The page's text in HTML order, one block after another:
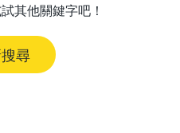
其他關鍵字吧！
尋